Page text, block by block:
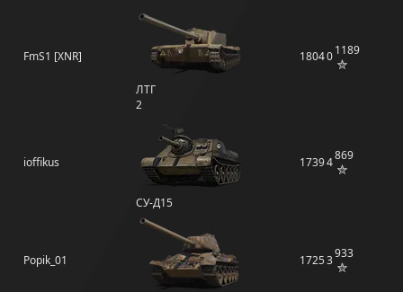
FmS1 [XNR]
ЛТГ
2
180401189
ioffikus
СУ-Д15
17394869
Popik_01 17253933